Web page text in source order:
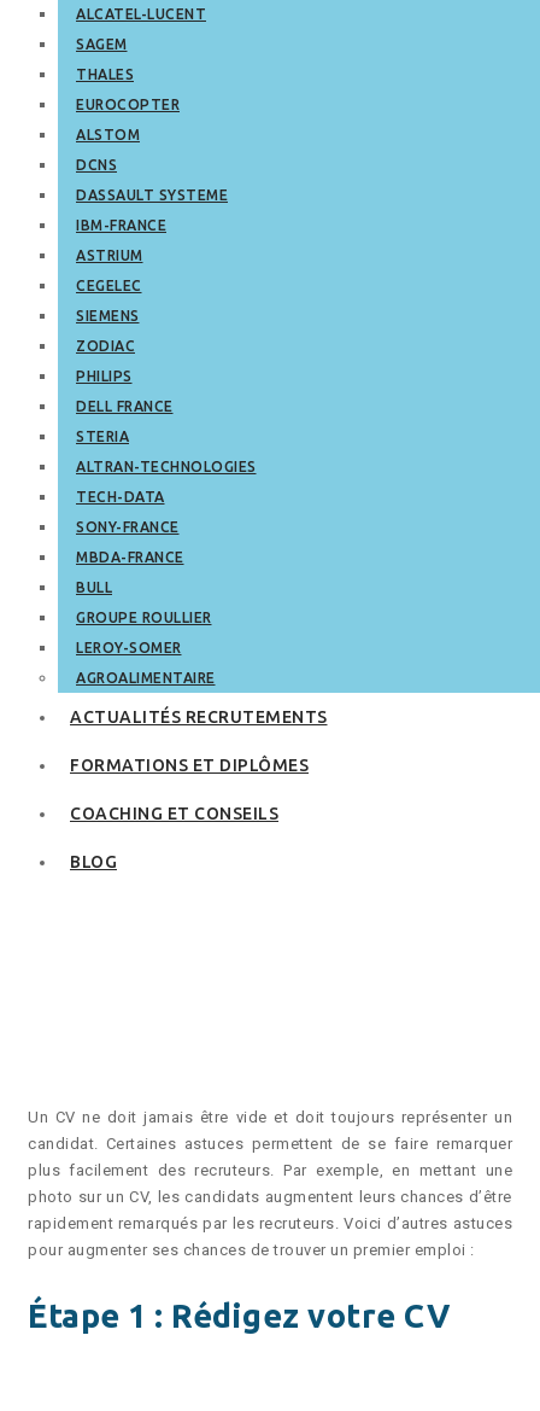
ALCATEL-LUCENT
SAGEM
THALES
EUROCOPTER
ALSTOM
DCNS
DASSAULT SYSTEME
IBM-FRANCE
ASTRIUM
CEGELEC
SIEMENS
ZODIAC
PHILIPS
DELL FRANCE
STERIA
ALTRAN-TECHNOLOGIES
TECH-DATA
SONY-FRANCE
MBDA-FRANCE
BULL
GROUPE ROULLIER
LEROY-SOMER
AGROALIMENTAIRE
ACTUALITÉS RECRUTEMENTS
FORMATIONS ET DIPLÔMES
COACHING ET CONSEILS
BLOG
Un CV ne doit jamais être vide et doit toujours représenter un
candidat. Certaines astuces permettent de se faire remarquer
plus facilement des recruteurs. Par exemple, en mettant une
photo sur un CV, les candidats augmentent leurs chances d’être
rapidement remarqués par les recruteurs. Voici d’autres astuces
pour augmenter ses chances de trouver un premier emploi :
Étape 1 : Rédigez votre CV